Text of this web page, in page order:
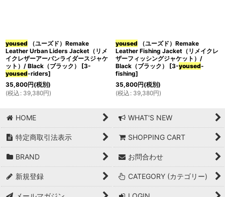
ブランド:
カテゴリー:
絞り込む
yoused （ユーズド）Remake
Leather Urban Liders Jacket（リメ
イクレザーアーバンライダースジャケ
ット）/ Black（ブラック）
[3-
yoused-riders]
35,800円(税別)
(税込 : 39,380円)
yoused （ユーズド）Remake
Leather Fishing Jacket（リメイクレ
ザーフィッシングジャケット）/
Black（ブラック）
[3-yoused-
fishing]
35,800円(税別)
(税込 : 39,380円)
HOME WHAT'S NEW
特定商取引法表示 SHOPPING CART
BRAND お問合わせ
新規登録 CATEGORY (カテゴリー)